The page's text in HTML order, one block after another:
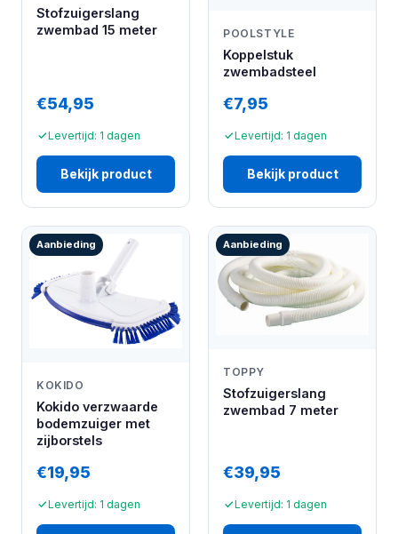
Stofzuigerslang
zwembad 15 meter
€54,95
Levertijd: 1 dagen
Bekijk product
POOLSTYLE
Koppelstuk
zwembadsteel
€7,95
Levertijd: 1 dagen
Bekijk product
Aanbieding
KOKIDO
Kokido verzwaarde
bodemzuiger met
zijborstels
€19,95
Levertijd: 1 dagen
Aanbieding
TOPPY
Stofzuigerslang
zwembad 7 meter
€39,95
Levertijd: 1 dagen